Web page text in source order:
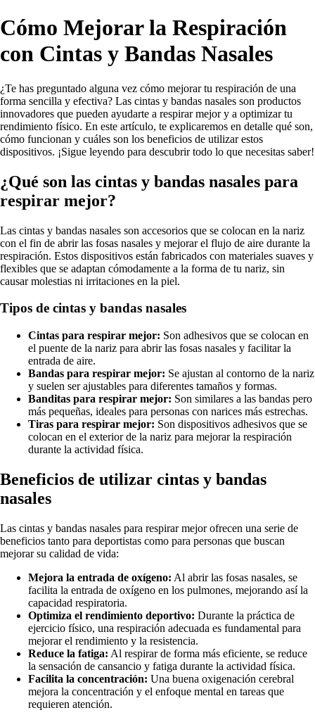
Cómo Mejorar la Respiración
con Cintas y Bandas Nasales
¿Te has preguntado alguna vez cómo mejorar tu respiración de una
forma sencilla y efectiva? Las cintas y bandas nasales son productos
innovadores que pueden ayudarte a respirar mejor y a optimizar tu
rendimiento físico. En este artículo, te explicaremos en detalle qué son,
cómo funcionan y cuáles son los beneficios de utilizar estos
dispositivos. ¡Sigue leyendo para descubrir todo lo que necesitas saber!
¿Qué son las cintas y bandas nasales para
respirar mejor?
Las cintas y bandas nasales son accesorios que se colocan en la nariz
con el fin de abrir las fosas nasales y mejorar el flujo de aire durante la
respiración. Estos dispositivos están fabricados con materiales suaves y
flexibles que se adaptan cómodamente a la forma de tu nariz, sin
causar molestias ni irritaciones en la piel.
Tipos de cintas y bandas nasales
Cintas para respirar mejor: Son adhesivos que se colocan en
el puente de la nariz para abrir las fosas nasales y facilitar la
entrada de aire.
Bandas para respirar mejor: Se ajustan al contorno de la nariz
y suelen ser ajustables para diferentes tamaños y formas.
Banditas para respirar mejor: Son similares a las bandas pero
más pequeñas, ideales para personas con narices más estrechas.
Tiras para respirar mejor: Son dispositivos adhesivos que se
colocan en el exterior de la nariz para mejorar la respiración
durante la actividad física.
Beneficios de utilizar cintas y bandas
nasales
Las cintas y bandas nasales para respirar mejor ofrecen una serie de
beneficios tanto para deportistas como para personas que buscan
mejorar su calidad de vida:
Mejora la entrada de oxígeno: Al abrir las fosas nasales, se
facilita la entrada de oxígeno en los pulmones, mejorando así la
capacidad respiratoria.
Optimiza el rendimiento deportivo: Durante la práctica de
ejercicio físico, una respiración adecuada es fundamental para
mejorar el rendimiento y la resistencia.
Reduce la fatiga: Al respirar de forma más eficiente, se reduce
la sensación de cansancio y fatiga durante la actividad física.
Facilita la concentración: Una buena oxigenación cerebral
mejora la concentración y el enfoque mental en tareas que
requieren atención.